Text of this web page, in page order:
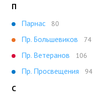
П
Парнас
80
Пр. Большевиков 74
Пр. Ветеранов 106
Пр. Просвещения 94
С